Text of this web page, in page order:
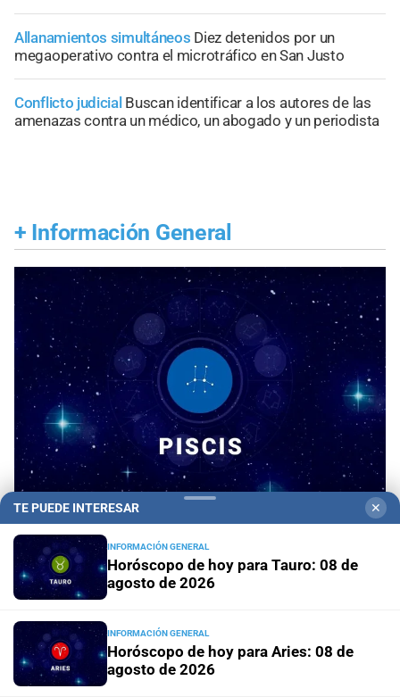
Allanamientos simultáneos Diez detenidos por un
megaoperativo contra el microtráfico en San Justo
Conflicto judicial Buscan identificar a los autores de las
amenazas contra un médico, un abogado y un periodista
+ Información General
Horóscopo del día Horóscopo de hoy para Piscis:
08 de agosto de 2026
de agosto de 2026
Horóscopo del díaHoróscopo de hoy para Capricornio:
08 de agosto de 2026
TE PUEDE INTERESAR ✕
INFORMACIÓN GENERAL
Horóscopo de hoy para Tauro: 08 de
agosto de 2026
INFORMACIÓN GENERAL
Horóscopo de hoy para Aries: 08 de
agosto de 2026